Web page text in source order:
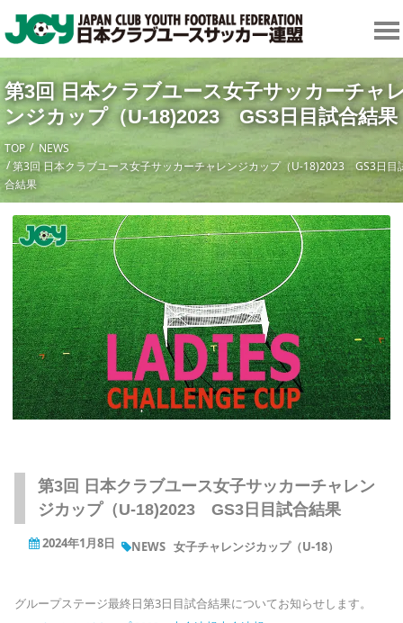
第3回 日本クラブユース女子サッカーチャ
ンジカップ（U-18)2023 GS3日目試合結果
TOP
NEWS
第3回 日本クラブユース女子サッカーチャレンジカップ（U-18)2023 GS3日目
合結果
第3回 日本クラブユース女子サッカーチャレン
ジカップ（U-18)2023 GS3日目試合結果
2024年1月8日 NEWS 女子チャレンジカップ（U-18）
グループステージ最終日第3日目試合結果についてお知らせします。